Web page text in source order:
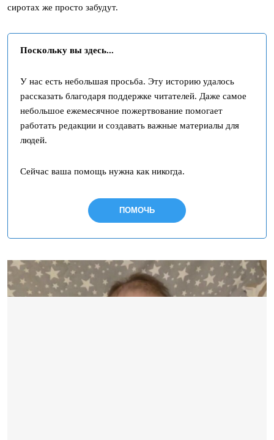
сиротах же просто забудут.
Поскольку вы здесь...
У нас есть небольшая просьба. Эту историю удалось
рассказать благодаря поддержке читателей. Даже самое
небольшое ежемесячное пожертвование помогает
работать редакции и создавать важные материалы для
людей.
Сейчас ваша помощь нужна как никогда.
ПОМОЧЬ